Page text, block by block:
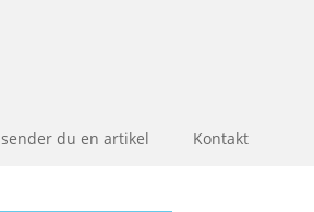
du en artikel Kontakt